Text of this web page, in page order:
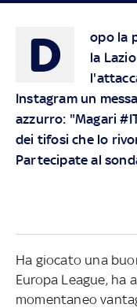
D
opo la
la
Instagram un
azzurro: "Magari
dei tifosi che lo
Partecipate al
Ha giocato una
Europa League, ha
momentaneo